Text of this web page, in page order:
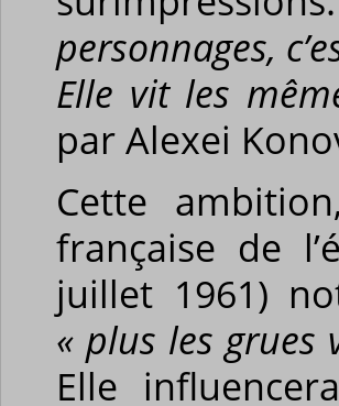
personnages,
Elle vit les
par Alexei
Cette
française de
juillet 1961)
« plus les grues
Elle